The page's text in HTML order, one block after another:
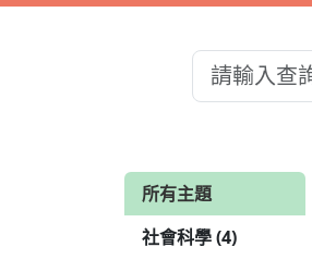
所有主題
社會科學 (4)